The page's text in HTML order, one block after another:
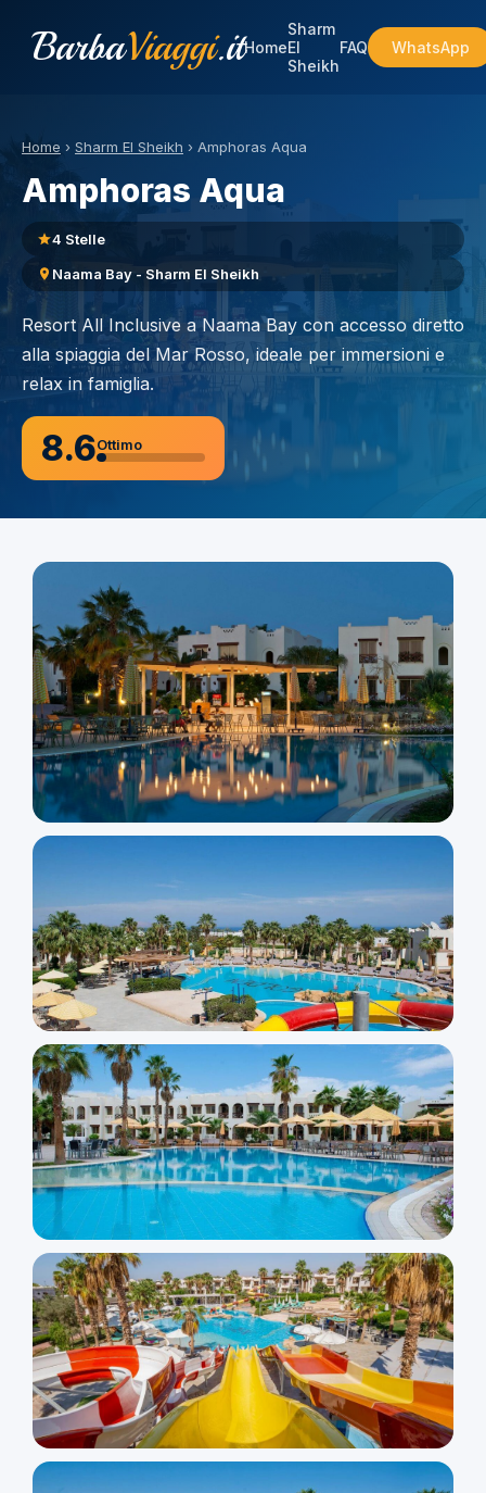
BarbaViaggi.itHome
Sharm
El
Sheikh
FAQ WhatsApp
Home › Sharm El Sheikh › Amphoras Aqua
Amphoras Aqua
4 Stelle
Naama Bay - Sharm El Sheikh
Resort All Inclusive a Naama Bay con accesso diretto
alla spiaggia del Mar Rosso, ideale per immersioni e
relax in famiglia.
8.6Ottimo